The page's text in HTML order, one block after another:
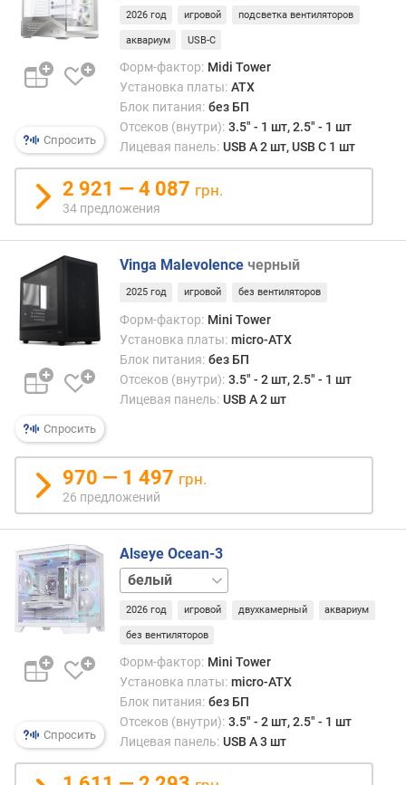
5
(
ш
у
р
н
и
о
т
с
к
о
3
(
ш
т
)
в
н
р
е
н
Спросить
2026 год игровой подсветка вентиляторов
аквариум USB-C
Форм-фактор: Midi Tower
Установка платы: ATX
Блок питания: без БП
Отсеков (внутри): 3.5" - 1 шт, 2.5" - 1 шт
Лицевая панель: USB A 2 шт, USB C 1 шт
2 921 — 4 087 грн.
34 предложения
Спросить
Vinga Malevolence черный
2025 год игровой без вентиляторов
Форм-фактор: Mini Tower
Установка платы: micro-ATX
Блок питания: без БП
Отсеков (внутри): 3.5" - 2 шт, 2.5" - 1 шт
Лицевая панель: USB A 2 шт
970 — 1 497 грн.
26 предложений
Спросить
Alseye Ocean-3
черный
2026 год игровой двухкамерный аквариум
без вентиляторов
Форм-фактор: Mini Tower
Установка платы: micro-ATX
Блок питания: без БП
Отсеков (внутри): 3.5" - 2 шт, 2.5" - 1 шт
Лицевая панель: USB A 3 шт